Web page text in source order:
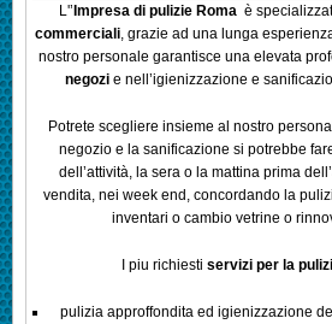
L'’ Impresa di pulizie Roma è
commerciali, grazie ad una lunga
nostro personale garantisce una elevata
negozie nell’igienizzazione e
Potrete scegliere insieme al nostro
negozio e la sanificazione si potrebbe
dell’attività, la sera o la mattina prima
vendita, nei week end, concordando la
inventari o cambio vetrine o
I piu richiesti servizi per la
pulizia approffondita ed igienizzazione